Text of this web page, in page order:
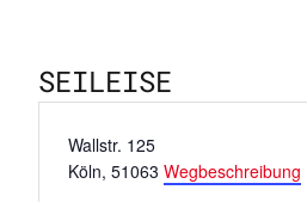
SEILEISE
Adresse
Wallstr. 125
Köln, 51063 Wegbeschreibung